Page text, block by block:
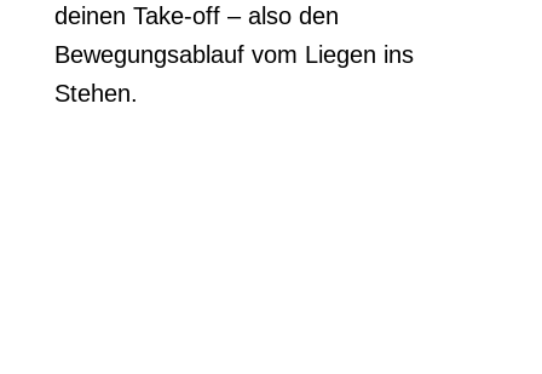
deinen Take-off – also den
Bewegungsablauf vom Liegen ins
Stehen.